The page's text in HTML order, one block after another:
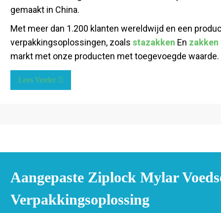
gemaakt in China.
Met meer dan 1.200 klanten wereldwijd en een
verpakkingsoplossingen, zoals stazakken En
markt met onze producten met toegevoegde waarde.
Lees Verder
Aangepaste Ziplock Mylar
Verpakkingsoplossing